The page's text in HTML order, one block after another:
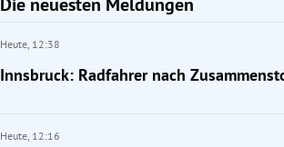
Heute, 12:38
Innsbruck: Radfahrer nach
Heute, 12:16